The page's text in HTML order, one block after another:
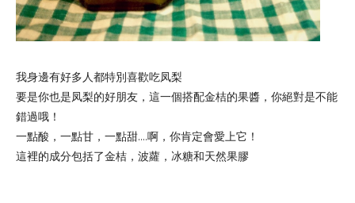
我身邊有好多人都特別喜歡吃凤梨
要是你也是凤梨的好朋友，這一個搭配金桔的果醬，你絕對是不能
錯過哦！
一點酸，一點甘，一點甜....啊，你肯定會愛上它！
這裡的成分包括了金桔，波蘿，冰糖和天然果膠